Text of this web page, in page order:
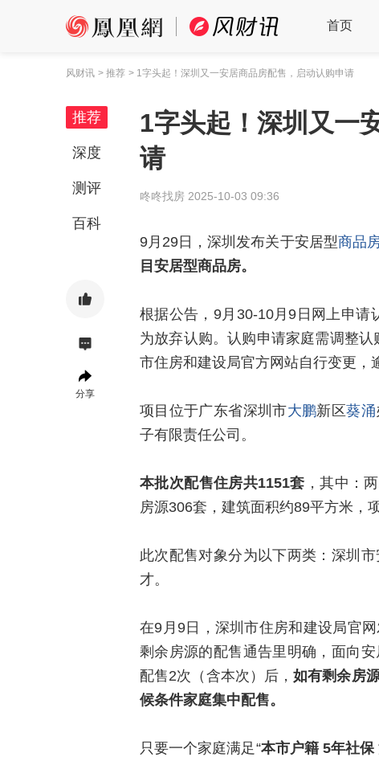
首页
风财讯 > 推荐 > 1字头起！深圳又一安居商品房配售，启动认购申请
推荐
深度
测评
百科
分享
1字头起！深圳又一
请
咚咚找房 2025-10-03 09:36
9月29日，深圳发布关于安居型商品
目安居型商品房。
根据公告，9月30-10月9日网上申请
为放弃认购。认购申请家庭需调整
市住房和建设局官方网站自行变更，
项目位于广东省深圳市大鹏新区葵涌
子有限责任公司。
本批次配售住房共1151套 ，其中：
房源306套，建筑面积约89平方米，
此次配售对象分为以下两类：深圳
才。
在9月9日，深圳市住房和建设局官
剩余房源的配售通告里明确，面向
配售2次（含本次）后，如有剩余房
候条件家庭集中配售。
只要一个家庭满足“本市户籍 5年社